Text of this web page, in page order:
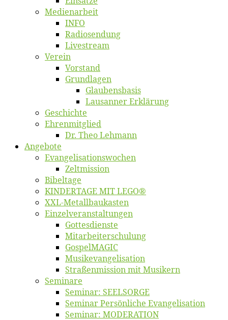
Me­di­en­ar­beit
INFO
Ra­dio­sen­dung
Live­stream
Ver­ein
Vor­stand
Grund­la­gen
Glaubens­ba­sis
Lausan­ner Erklärung
Ge­schich­te
Eh­ren­mit­glied
Dr. Theo Lehmann
An­ge­bo­te
Evangelisa­tions­wo­chen
Zelt­mis­si­on
Bi­bel­ta­ge
KINDERTAGE MIT LEGO®
XXL-Me­­tal­l­­bau­­kas­­ten
Einzelver­an­stal­tungen
Got­tes­diens­te
Mitarbeiter­schulung
Gos­pel­MA­GIC
Musikevan­ge­li­sa­tion
Straßenmis­sion mit Musikern
Se­mi­na­re
Se­mi­nar: SEELSORGE
Se­mi­nar Per­sön­li­che Evangelisation
Se­mi­nar: MODERATION